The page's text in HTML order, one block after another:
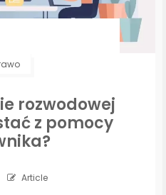
rozwodowej
z pomocy
Article